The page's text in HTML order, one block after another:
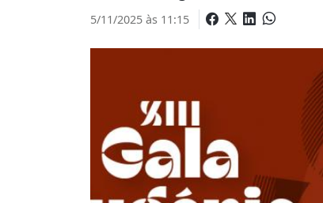
5/11/2025 às 11:15